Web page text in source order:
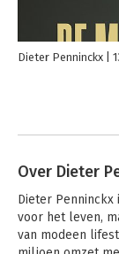
Dieter Penninckx
Over Dieter
Dieter
voor het leven,
van modeen